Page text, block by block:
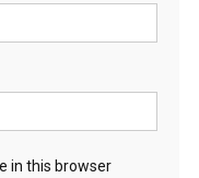
in this browser